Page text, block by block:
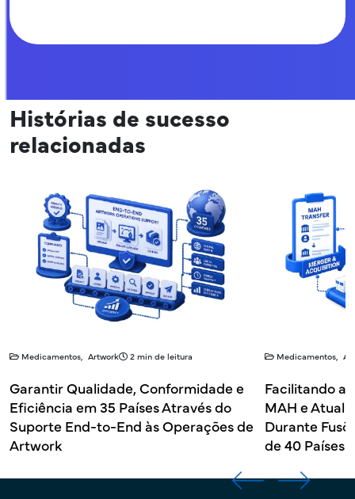
Histórias de sucesso
relacionadas
Medicamentos, Artwork 2 min de leitura
Garantir Qualidade, Conformidade e
Eficiência em 35 Países Através do
Suporte End-to-End às Operações de
Artwork
Medicamentos,
Facilitando a
MAH e
Durante
de 40 Países